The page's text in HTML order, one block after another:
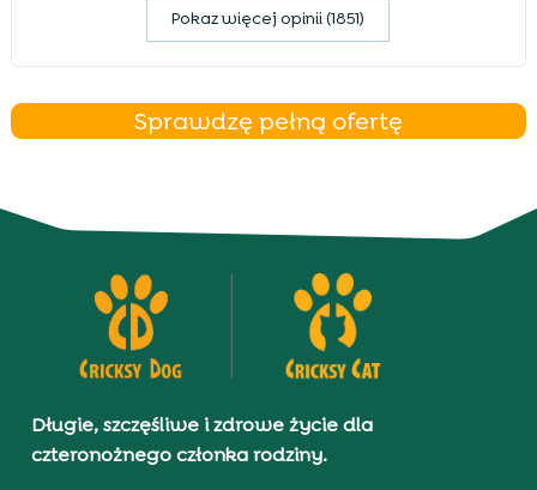
Pokaz więcej opinii (1851)
Sprawdzę pełną ofertę
Długie, szczęśliwe i zdrowe życie dla
czteronożnego członka rodziny.